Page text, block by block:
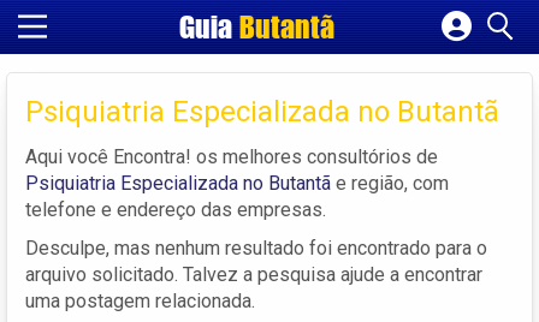
GuiaButantã
Cadastrar empresa
Criar conta
Psiquiatria Especializada no Butantã
Aqui você Encontra! os melhores consultórios de
Psiquiatria Especializada no Butantã e região, com
telefone e endereço das empresas.
Desculpe, mas nenhum resultado foi encontrado para o
arquivo solicitado. Talvez a pesquisa ajude a encontrar
uma postagem relacionada.